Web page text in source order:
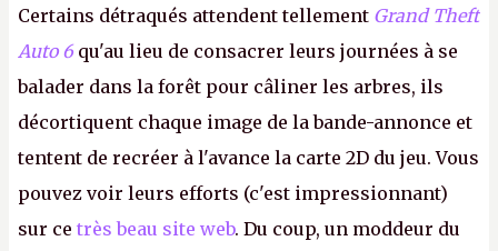
Certains détraqués attendent tellement Grand Theft
Auto 6 qu'au lieu de consacrer leurs journées à se
balader dans la forêt pour câliner les arbres, ils
décortiquent chaque image de la bande-annonce et
tentent de recréer à l'avance la carte 2D du jeu. Vous
pouvez voir leurs efforts (c'est impressionnant)
sur ce très beau site web. Du coup, un moddeur du